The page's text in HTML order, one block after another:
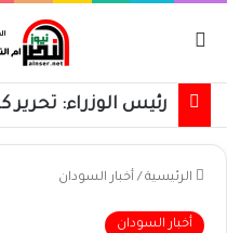
الرئيسية / أخبار السودان
أخبار السودان